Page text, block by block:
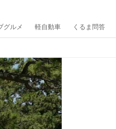
グルメ 軽自動車 くるま問答